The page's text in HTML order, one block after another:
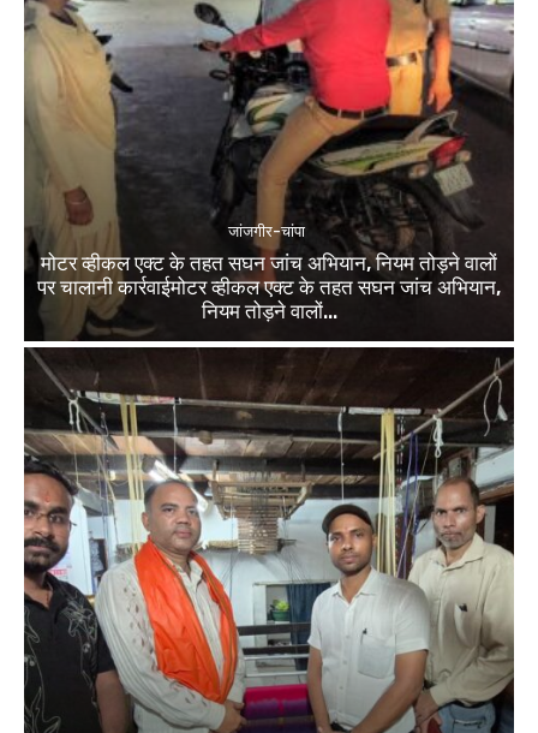
जांजगीर-चांपा
मोटर व्हीकल एक्ट के तहत सघन जांच अभियान, नियम तोड़ने वालों
पर चालानी कार्रवाईमोटर व्हीकल एक्ट के तहत सघन जांच अभियान,
नियम तोड़ने वालों...